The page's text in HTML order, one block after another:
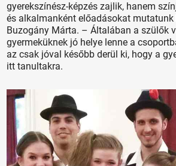
gyerekszínész-képzés zajlik, hanem
és alkalmanként előadásokat
Buzogány Márta. – Általában a szülők
gyermeküknek jó helye lenne a
az csak jóval később derül ki, hogy a
itt tanultakra.